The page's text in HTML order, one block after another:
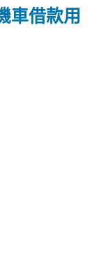
車借款用